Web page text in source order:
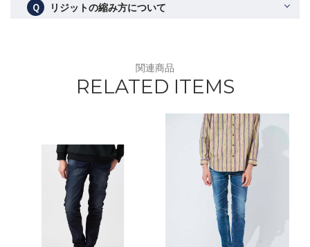
Ｑ リジットの縮み方について
関連商品
RELATED ITEMS